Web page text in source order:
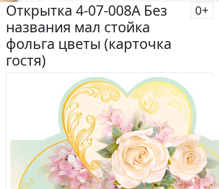
Открытка 4-07-008А Без
названия мал стойка
фольга цветы (карточка
гостя)
0+